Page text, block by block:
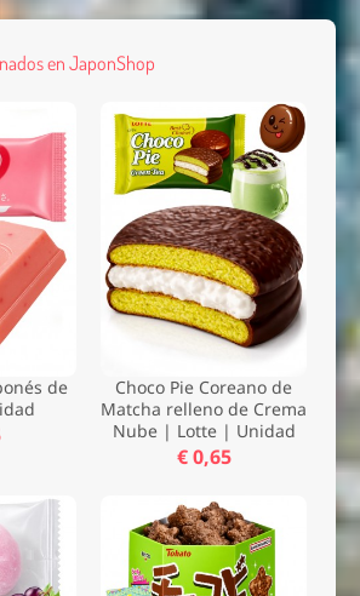
en JaponShop
de
Choco Pie Coreano de
Matcha relleno de Crema
Nube | Lotte | Unidad
€ 0,65